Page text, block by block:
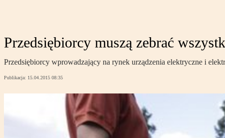
Przedsiębiorcy muszą zebrać
Przedsiębiorcy wprowadzający na rynek urządzenia elektryczne i
Publikacja: 15.04.2015 08:35